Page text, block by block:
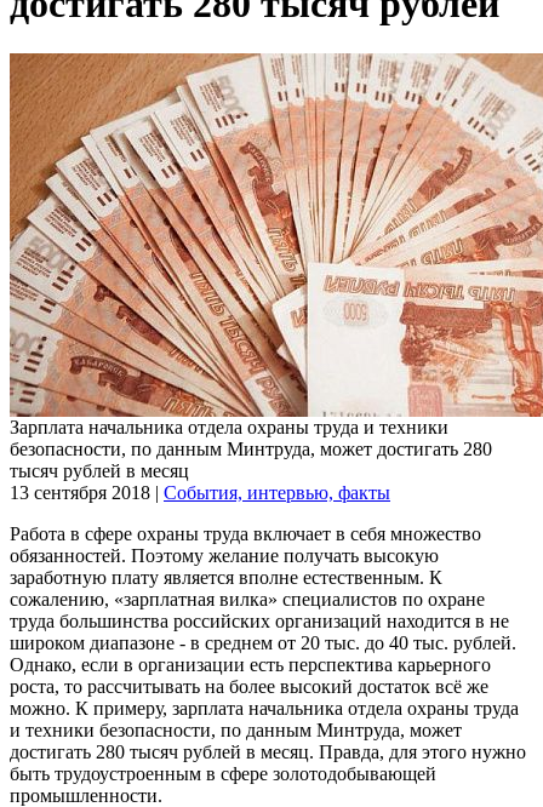
Зарплата начальника отдела охраны труда и техники
безопасности, по данным Минтруда, может достигать 280
тысяч рублей в месяц
13 сентября 2018 | События, интервью, факты
Работа в сфере охраны труда включает в себя множество
обязанностей. Поэтому желание получать высокую
заработную плату является вполне естественным. К
сожалению, «зарплатная вилка» специалистов по охране
труда большинства российских организаций находится в не
широком диапазоне - в среднем от 20 тыс. до 40 тыс. рублей.
Однако, если в организации есть перспектива карьерного
роста, то рассчитывать на более высокий достаток всё же
можно. К примеру, зарплата начальника отдела охраны труда
и техники безопасности, по данным Минтруда, может
достигать 280 тысяч рублей в месяц. Правда, для этого нужно
быть трудоустроенным в сфере золотодобывающей
промышленности.